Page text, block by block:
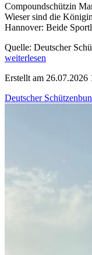
Compoundschützin
Wieser sind die
Hannover: Beide
Quelle: Deutscher
weiterlesen
Erstellt am
Deutscher